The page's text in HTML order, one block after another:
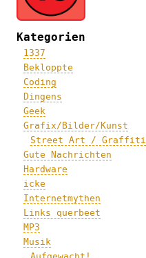
Kategorien
1337
Bekloppte
Coding
Dingens
Geek
Grafix/Bilder/Kunst
Street Art / Graffiti
Gute Nachrichten
Hardware
icke
Internetmythen
Links querbeet
MP3
Musik